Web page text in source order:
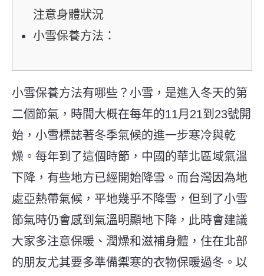
注意身體狀況
小雪保養方法：
小雪保養方法有哪些？小雪，是進入冬天的第
二個節氣，時間大概在每年的11月21到23號開
始，小雪標誌著冬季氣候的進一步寒冷與乾
燥。每年到了這個時節，中國的華北區域氣溫
下降，有些地方已經開始降雪。 而台灣因為地
處亞熱帶氣候，平地幾乎不降雪，但到了小雪
節氣時仍會感到氣溫明顯地下降，此時會建議
大家多注意保暖、潤燥和滋補身體，住在北部
的朋友尤其要多準備禦寒的衣物保暖過冬。以